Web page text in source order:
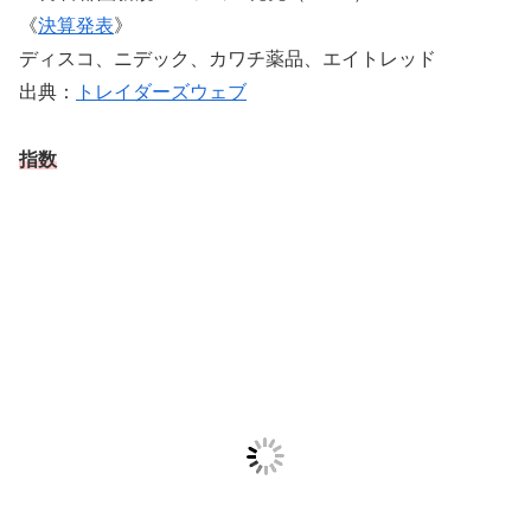
《決算発表》
ディスコ、ニデック、カワチ薬品、エイトレッド
出典：
トレイダーズウェブ
指数